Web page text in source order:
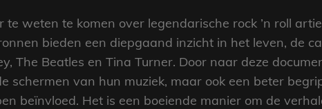
weten te komen over legendarische rock ’n roll
bieden een diepgaand inzicht in het leven, de
The Beatles en Tina Turner. Door naar deze
schermen van hun muziek, maar ook een beter
beïnvloed. Het is een boeiende manier om de